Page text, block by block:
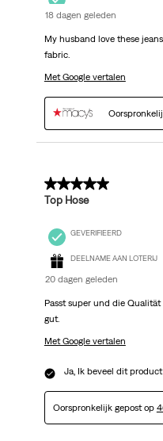
18 dagen geleden
My husband love these
fabric.
Met Google vertalen
5 van 5 sterren.
Top Hose
GEVERIFIEERD
DEELNAME AAN LOTERIJ
20 dagen geleden
Passt super und die
gut.
Met Google vertalen
Ja, Ik beveel dit product
Oorspronkelijk gepost op